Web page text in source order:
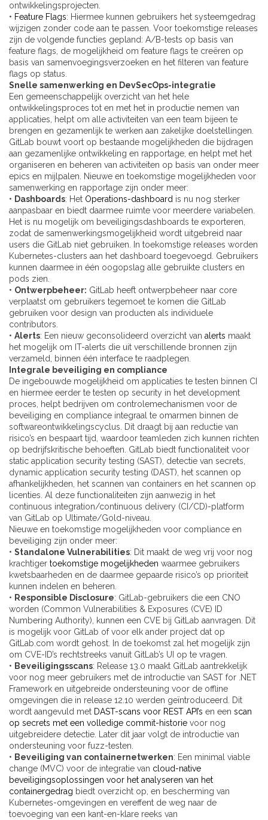
ontwikkelingsprojecten.
• Feature Flags: Hiermee kunnen gebruikers het systeemgedrag
wijzigen zonder code aan te passen. Voor toekomstige releases
zijn de volgende functies gepland: A/B-tests op basis van
feature flags, de mogelijkheid om feature flags te creëren op
basis van samenvoegingsverzoeken en het filteren van feature
flags op status.
Snelle samenwerking en DevSecOps-integratie
Een gemeenschappelijk overzicht van het hele
ontwikkelingsproces tot en met het in productie nemen van
applicaties, helpt om alle activiteiten van een team bijeen te
brengen en gezamenlijk te werken aan zakelijke doelstellingen.
GitLab bouwt voort op bestaande mogelijkheden die bijdragen
aan gezamenlijke ontwikkeling en rapportage, en helpt met het
organiseren en beheren van activiteiten op basis van onder meer
epics en mijlpalen. Nieuwe en toekomstige mogelijkheden voor
samenwerking en rapportage zijn onder meer:
• Dashboards: Het Operations-dashboard is nu nog sterker
aanpasbaar en biedt daarmee ruimte voor meerdere variabelen.
Het is nu mogelijk om beveiligingsdashboards te exporteren,
zodat de samenwerkingsmogelijkheid wordt uitgebreid naar
users die GitLab niet gebruiken. In toekomstige releases worden
Kubernetes-clusters aan het dashboard toegevoegd. Gebruikers
kunnen daarmee in één oogopslag alle gebruikte clusters en
pods zien.
• Ontwerpbeheer: GitLab heeft ontwerpbeheer naar core
verplaatst om gebruikers tegemoet te komen die GitLab
gebruiken voor design van producten als individuele
contributors.
• Alerts: Een nieuw geconsolideerd overzicht van alerts maakt
het mogelijk om IT-alerts die uit verschillende bronnen zijn
verzameld, binnen één interface te raadplegen.
Integrale beveiliging en compliance
De ingebouwde mogelijkheid om applicaties te testen binnen CI
en hiermee eerder te testen op security in het development
proces, helpt bedrijven om controlemechanismen voor de
beveiliging en compliance integraal te omarmen binnen de
softwareontwikkelingscyclus. Dit draagt bij aan reductie van
risico’s en bespaart tijd, waardoor teamleden zich kunnen richten
op bedrijfskritische behoeften. GitLab biedt functionaliteit voor
static application security testing (SAST), detectie van secrets,
dynamic application security testing (DAST), het scannen op
afhankelijkheden, het scannen van containers en het scannen op
licenties. Al deze functionaliteiten zijn aanwezig in het
continuous integration/continuous delivery (CI/CD)-platform
van GitLab op Ultimate/Gold-niveau.
Nieuwe en toekomstige mogelijkheden voor compliance en
beveiliging zijn onder meer:
• Standalone Vulnerabilities: Dit maakt de weg vrij voor nog
krachtiger toekomstige mogelijkheden waarmee gebruikers
kwetsbaarheden en de daarmee gepaarde risico’s op prioriteit
kunnen indelen en beheren.
• Responsible Disclosure: GitLab-gebruikers die een CNO
worden (Common Vulnerabilities & Exposures (CVE) ID
Numbering Authority), kunnen een CVE bij GitLab aanvragen. Dit
is mogelijk voor GitLab of voor elk ander project dat op
GitLab.com wordt gehost. In de toekomst zal het mogelijk zijn
om CVE-ID’s rechtstreeks vanuit GitLab’s UI op te vragen.
• Beveiligingsscans: Release 13.0 maakt GitLab aantrekkelijk
voor nog meer gebruikers met de introductie van SAST for .NET
Framework en uitgebreide ondersteuning voor de offline
omgevingen die in release 12.10 werden geïntroduceerd. Dit
wordt aangevuld met DAST-scans voor REST API’s en een scan
op secrets met een volledige commit-historie voor nog
uitgebreidere detectie. Later dit jaar volgt de introductie van
ondersteuning voor fuzz-testen.
• Beveiliging van containernetwerken: Een minimal viable
change (MVC) voor de integratie van cloud-native
beveiligingsoplossingen voor het analyseren van het
containergedrag biedt overzicht op, en bescherming van
Kubernetes-omgevingen en vereffent de weg naar de
toevoeging van een kant-en-klare reeks van